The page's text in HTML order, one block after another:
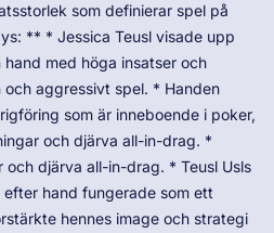
som definierar spel på
** * Jessica Teusl visade upp
med höga insatser och
aggressivt spel. * Handen
som är inneboende i poker,
och djärva all-in-drag. *
och djärva all-in-drag. * Teusl Usls
hand fungerade som ett
hennes image och strategi